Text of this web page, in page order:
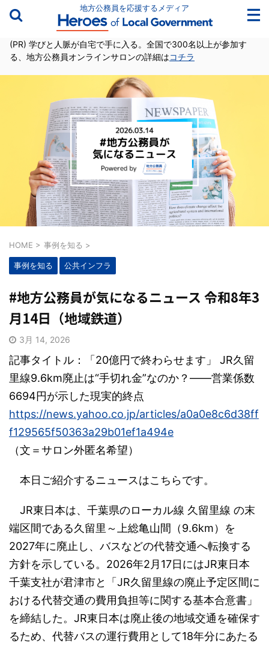
地方公務員を応援するメディア
(PR) 学びと人脈が自宅で手に入る。全国で300名以上が参加す
る、地方公務員オンラインサロンの詳細はコチラ
HOME > 事例を知る >
事例を知る 公共インフラ
#地方公務員が気になるニュース 令和8年3
月14日（地域鉄道）
3月 14, 2026
記事タイトル：「20億円で終わらせます」 JR久留
里線9.6km廃止は“手切れ金”なのか？――営業係数
6694円が示した現実的終点
https://news.yahoo.co.jp/articles/a0a0e8c6d38ff
f129565f50363a29b01ef1a494e
（文＝サロン外匿名希望）
本日ご紹介するニュースはこちらです。
JR東日本は、千葉県のローカル線 久留里線 の末
端区間である久留里～上総亀山間（9.6km）を
2027年に廃止し、バスなどの代替交通へ転換する
方針を示している。2026年2月17日にはJR東日本
千葉支社が君津市と「JR久留里線の廃止予定区間に
おける代替交通の費用負担等に関する基本合意書」
を締結した。JR東日本は廃止後の地域交通を確保す
るため、代替バスの運行費用として18年分にあたる